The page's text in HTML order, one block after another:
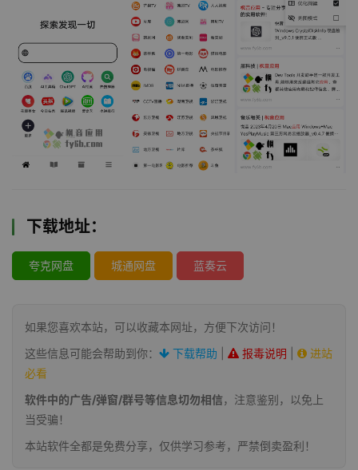
下载地址：
夸克网盘 城通网盘 蓝奏云
如果您喜欢本站，可以收藏本网址，方便下次访问！
这些信息可能会帮助到你：
下载帮助 报毒说明
进站
必看
软件中的广告/弹窗/群号等信息切勿相信，注意鉴别，以免上
当受骗！
本站软件全都是免费分享，仅供学习参考，严禁倒卖盈利！